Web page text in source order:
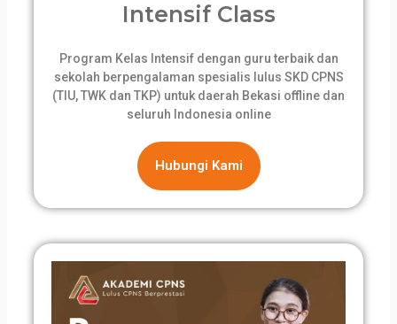
Intensif Class
Program Kelas Intensif dengan guru terbaik dan
sekolah berpengalaman spesialis lulus SKD CPNS
(TIU, TWK dan TKP) untuk daerah Bekasi offline dan
seluruh Indonesia online
Hubungi Kami